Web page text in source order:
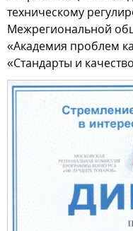
техническому
Межрегиональной
«Академия проблем
«Стандарты и